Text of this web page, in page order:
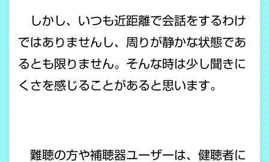
しかし、いつも近距離で会話をするわけ
ではありませんし、周りが静かな状態であ
るとも限りません。そんな時は少し聞きに
くさを感じることがあると思います。
難聴の方や補聴器ユーザーは、健聴者に